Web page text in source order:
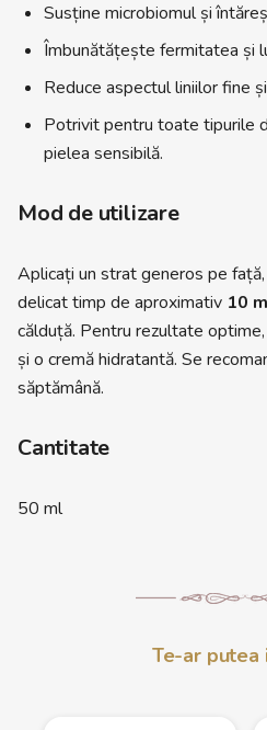
Susține microbiomul și
Îmbunătățește fermitatea și
Reduce aspectul liniilor fine
Potrivit pentru toate tipurile
pielea sensibilă.
Mod de utilizare
Aplicați un strat generos pe
delicat timp de aproximativ 10
călduță. Pentru rezultate
și o cremă hidratantă. Se
săptămână.
Cantitate
50 ml
Te-ar putea